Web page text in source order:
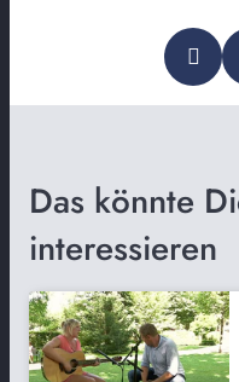
Das könnte
interessieren